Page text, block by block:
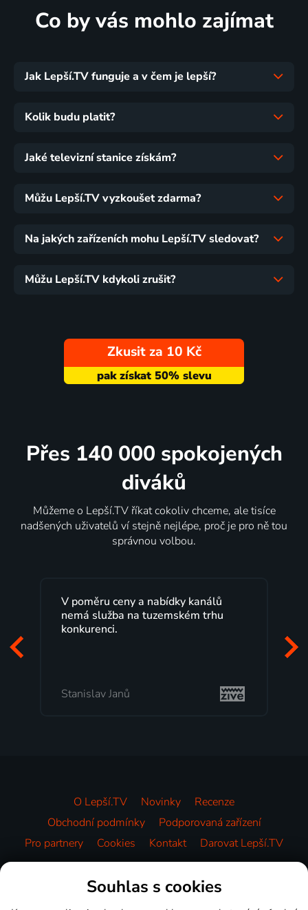
Co by vás mohlo zajímat
Jak Lepší.TV funguje a v čem je lepší?
Kolik budu platit?
Jaké televizní stanice získám?
Můžu Lepší.TV vyzkoušet zdarma?
Na jakých zařízeních mohu Lepší.TV sledovat?
Můžu Lepší.TV kdykoli zrušit?
Zkusit za 10 Kč
Přes 140 000 spokojených
diváků
Můžeme o Lepší.TV říkat cokoliv chceme, ale tisíce
nadšených uživatelů ví stejně nejlépe, proč je pro ně tou
správnou volbou.
V poměru ceny a nabídky kanálů
nemá služba na tuzemském trhu
konkurenci.
Stanislav Janů
O Lepší.TV Novinky
Recenze
Obchodní podmínky
Podporovaná zařízení
Pro partnery
Cookies Kontakt Darovat Lepší.TV
Videotéka
Souhlas s cookies